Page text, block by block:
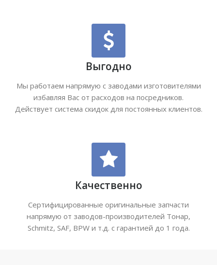
Выгодно
Мы работаем напрямую с заводами изготовителями
избавляя Вас от расходов на посредников.
Действует система скидок для постоянных клиентов.
Качественно
Сертифицированные оригинальные запчасти
напрямую от заводов-производителей Тонар,
Schmitz, SAF, BPW и т.д. с гарантией до 1 года.